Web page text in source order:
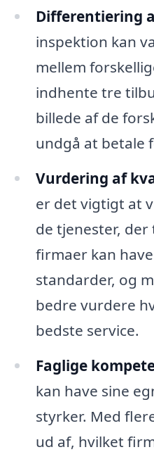
Differentiering
inspektion kan
mellem
indhente tre
billede af de
undgå at betale
Vurdering af
er det vigtigt at
de tjenester, der
firmaer kan
standarder, og
bedre vurdere
bedste service.
Faglige
kan have sine
styrker. Med
ud af, hvilket